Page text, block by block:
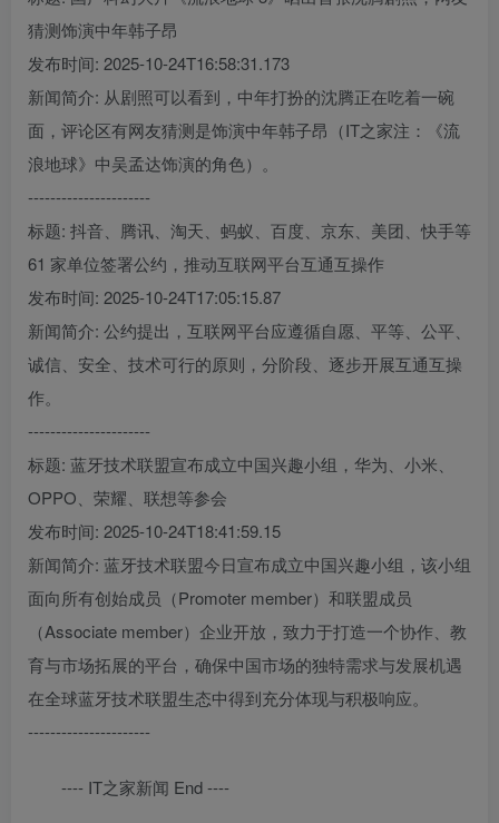
猜测饰演中年韩子昂
发布时间: 2025-10-24T16:58:31.173
新闻简介: 从剧照可以看到，中年打扮的沈腾正在吃着一碗
面，评论区有网友猜测是饰演中年韩子昂（IT之家注：《流
浪地球》中吴孟达饰演的角色）。
----------------------
标题: 抖音、腾讯、淘天、蚂蚁、百度、京东、美团、快手等
61 家单位签署公约，推动互联网平台互通互操作
发布时间: 2025-10-24T17:05:15.87
新闻简介: 公约提出，互联网平台应遵循自愿、平等、公平、
诚信、安全、技术可行的原则，分阶段、逐步开展互通互操
作。
----------------------
标题: 蓝牙技术联盟宣布成立中国兴趣小组，华为、小米、
OPPO、荣耀、联想等参会
发布时间: 2025-10-24T18:41:59.15
新闻简介: 蓝牙技术联盟今日宣布成立中国兴趣小组，该小组
面向所有创始成员（Promoter member）和联盟成员
（Associate member）企业开放，致力于打造一个协作、教
育与市场拓展的平台，确保中国市场的独特需求与发展机遇
在全球蓝牙技术联盟生态中得到充分体现与积极响应。
----------------------
---- IT之家新闻 End ----